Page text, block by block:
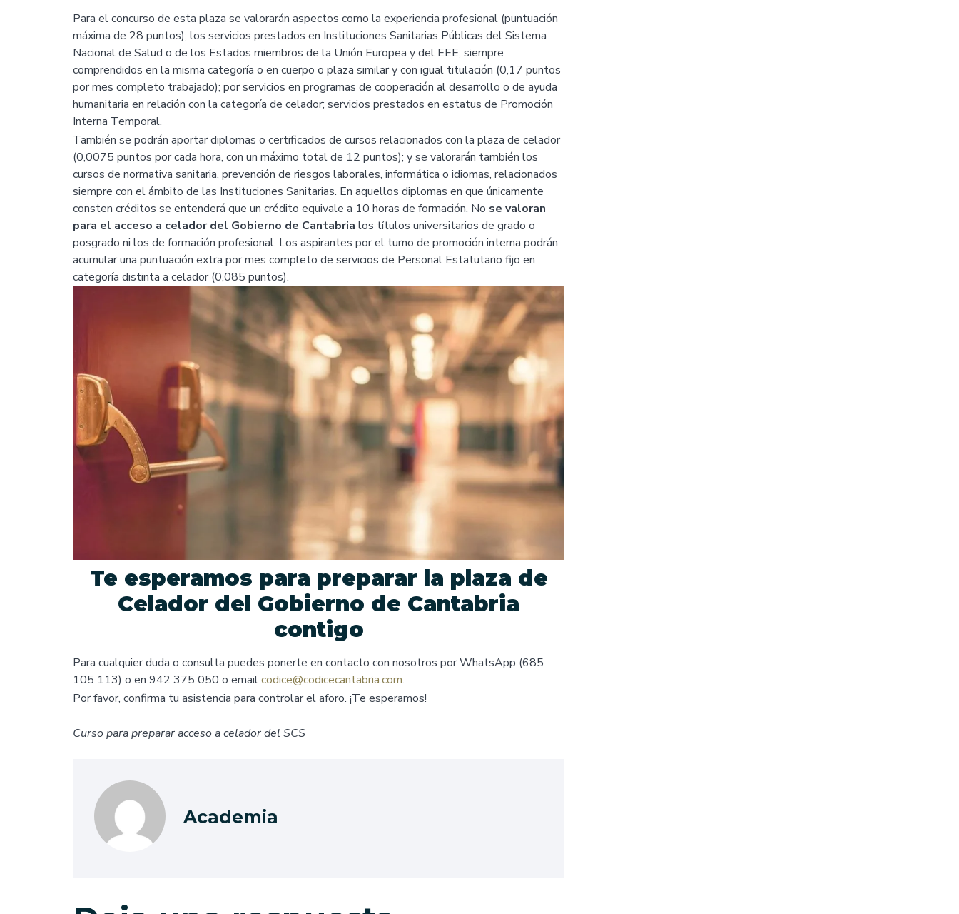
Para el concurso de esta plaza se valorarán aspectos como la experiencia profesional (puntuación
máxima de 28 puntos); los servicios prestados en Instituciones Sanitarias Públicas del Sistema
Nacional de Salud o de los Estados miembros de la Unión Europea y del EEE, siempre
comprendidos en la misma categoría o en cuerpo o plaza similar y con igual titulación (0,17 puntos
por mes completo trabajado); por servicios en programas de cooperación al desarrollo o de ayuda
humanitaria en relación con la categoría de celador; servicios prestados en estatus de Promoción
Interna Temporal.
También se podrán aportar diplomas o certificados de cursos relacionados con la plaza de celador
(0,0075 puntos por cada hora, con un máximo total de 12 puntos); y se valorarán también los
cursos de normativa sanitaria, prevención de riesgos laborales, informática o idiomas, relacionados
siempre con el ámbito de las Instituciones Sanitarias. En aquellos diplomas en que únicamente
consten créditos se entenderá que un crédito equivale a 10 horas de formación. No se valoran
para el acceso a celador del Gobierno de Cantabria los títulos universitarios de grado o
posgrado ni los de formación profesional. Los aspirantes por el turno de promoción interna podrán
acumular una puntuación extra por mes completo de servicios de Personal Estatutario fijo en
categoría distinta a celador (0,085 puntos).
Te esperamos para preparar la plaza de
Celador del Gobierno de Cantabria
contigo
Para cualquier duda o consulta puedes ponerte en contacto con nosotros por WhatsApp (685
105 113) o en 942 375 050 o emailcodice@codicecantabria.com.
Por favor, confirma tu asistencia para controlar el aforo. ¡Te esperamos!
Curso para preparar acceso a celador del SCS
Academia